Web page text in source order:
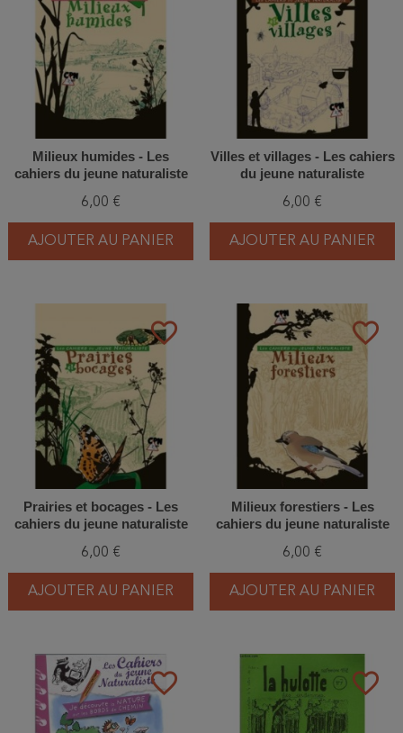
Milieux humides - Les
cahiers du jeune naturaliste
6,00 €
AJOUTER AU PANIER
Villes et villages - Les cahiers
du jeune naturaliste
6,00 €
AJOUTER AU PANIER
favorite_border
Prairies et bocages - Les
cahiers du jeune naturaliste
6,00 €
AJOUTER AU PANIER
favorite_border
Milieux forestiers - Les
cahiers du jeune naturaliste
6,00 €
AJOUTER AU PANIER
favorite_border favorite_border